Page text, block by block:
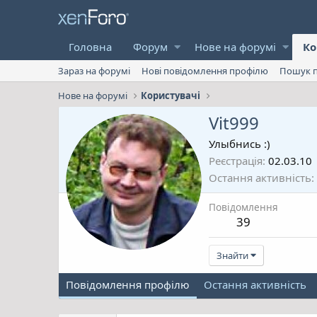
Головна Форум Нове на форумі
Зараз на форумі Нові повідомлення профілю
Пошук
Нове на форумі
Користувачі
Vit999
Улыбнись :)
Реєстрація 02.03.10
Остання активність
Повідомлення
39
Знайти
Повідомлення профілю Остання активність